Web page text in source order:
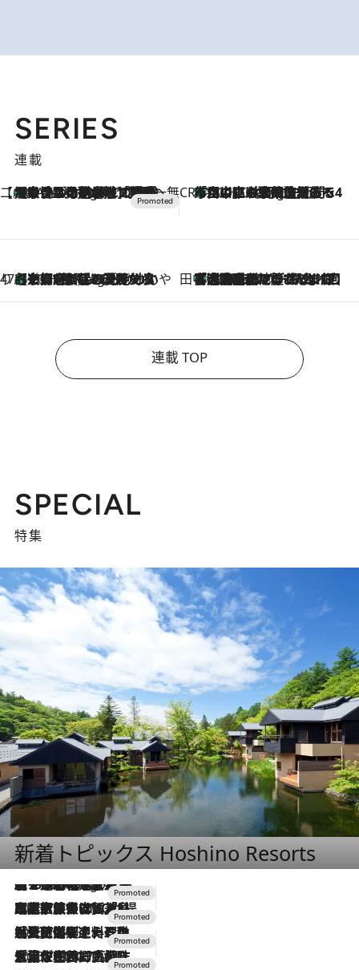
SERIES
連載
【CREA×星野リゾート】唯一無二。癒しと発見が待つ場所へ
8 Hours Ago
【トンボの足水浴】ヒノキの香りに包まれて涼感マックス！約13℃の湧水かけ流しを避暑地「星野温泉 トンボの湯」で体験 CREA'S CHOICE
10 Hours Ago
「立川にも歌舞伎があるんだよ」 片岡仁左衛門・市川中車ら豪華座組みで4年目の立川立飛歌舞伎へ
47都道府県の手みやげ ひんやりスイーツで夏を満喫
10 Hours Ago
【京都府】この夏絶対食べたい 冷やしておいしいおやつ3選 ひと口目から心を掴む新緑のテリーヌ 田中稲の勝手に再ブーム
2026.8.7
「湘南乃風に憧れて」観客大盛上がりの“タオル回し”に、ラッパー顔負けの高速歌唱まで…さだまさし（74）のアグレッシブすぎる現在地
連載 TOP
SPECIAL
特集
新着トピックス Hoshino Resorts
8 Hours Ago
【トンボの足水浴】ヒノキの香りに包まれて涼感マックス！約13℃の湧水かけ流しを避暑地「星野温泉 トンボの湯」で体験
2026.7.31
【ホテル帰省】という選択肢をOMOが提案。家族とほどよい距離を保つには「昼は実家、夜は気兼ねなくホテルで！」
2026.7.24
【夏限定ディナーコース】旬を迎える稚鮎や花ズッキーニなどをイタリア・トスカーナの郷土料理の手法で満喫！
2026.7.17
「土佐和ハーブかき氷」がOMO7高知に登場！生姜、山椒、大葉など目にも舌にも涼を呼ぶ郷土の味